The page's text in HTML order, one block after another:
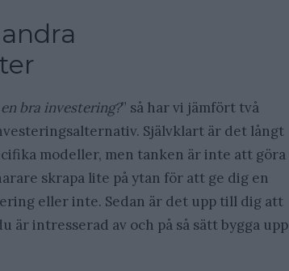
bra investering?” så har vi jämfört två
Självklart är det långt
modeller, men tanken är inte att göra
skrapa lite på ytan för att ge dig en
eller inte. Sedan är det upp till dig att
är intresserad av och på så sätt bygga upp